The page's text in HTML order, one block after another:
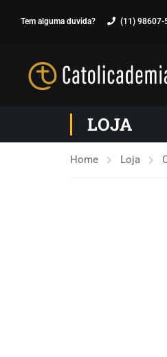
Tem alguma duvida? (11) 98607-
LOJA
Home Loja